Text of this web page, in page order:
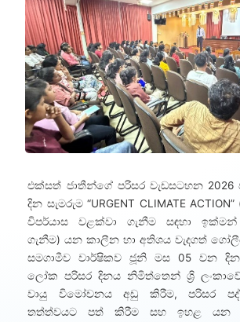
එක්සත් ජාතීන්ගේ පරිසර වැඩසටහන 2026
දින සැමරුම “URGENT CLIMATE
විපර්යාස වළක්වා ගැනීම සඳහා ඉක්මන්
ගැනීම) යන කාලීන හා අතිශය වැදගත්
සමගාමීව වාර්ෂිකව ජූනි මස 05 වන
ලෝක පරිසර දිනය නිමිත්තෙන් ශ්‍රි ලංකාවේ
වායු විමෝචනය අඩු කිරීම, පරිසර
තත්ත්වයට පත් කිරීම සහ ඉහළ යන